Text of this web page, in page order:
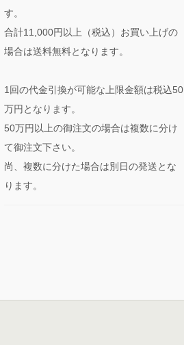
す。
合計11,000円以上（税込）お買い上げの
場合は送料無料となります。
1回の代金引換が可能な上限金額は税込50
万円となります。
50万円以上の御注文の場合は複数に分け
て御注文下さい。
尚、複数に分けた場合は別日の発送とな
ります。